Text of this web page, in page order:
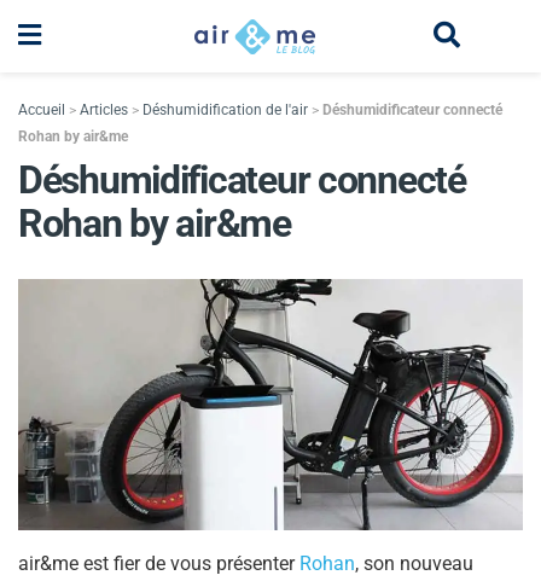
Accueil > Articles > Déshumidification de l'air > Déshumidificateur connecté
Rohan by air&me
Déshumidificateur connecté
Rohan by air&me
air&me est fier de vous présenter Rohan, son nouveau